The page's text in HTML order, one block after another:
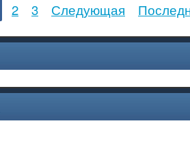
2 3 Следующая